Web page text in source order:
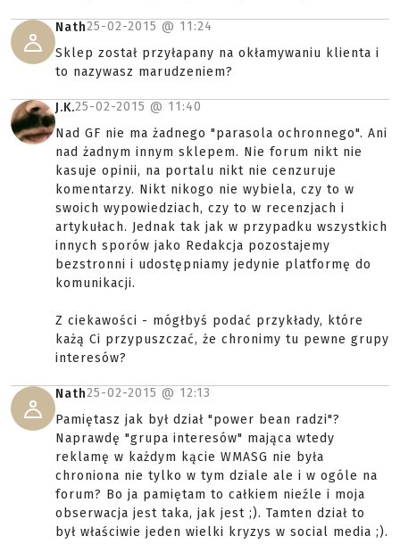
Nath25-02-2015 @ 11:24
Sklep został przyłapany na okłamywaniu klienta i
to nazywasz marudzeniem?
J.K.25-02-2015 @ 11:40
Nad GF nie ma żadnego "parasola ochronnego". Ani
nad żadnym innym sklepem. Nie forum nikt nie
kasuje opinii, na portalu nikt nie cenzuruje
komentarzy. Nikt nikogo nie wybiela, czy to w
swoich wypowiedziach, czy to w recenzjach i
artykułach. Jednak tak jak w przypadku wszystkich
innych sporów jako Redakcja pozostajemy
bezstronni i udostępniamy jedynie platformę do
komunikacji.
Z ciekawości - mógłbyś podać przykłady, które
każą Ci przypuszczać, że chronimy tu pewne grupy
interesów?
Nath25-02-2015 @ 12:13
Pamiętasz jak był dział "power bean radzi"?
Naprawdę "grupa interesów" mająca wtedy
reklamę w każdym kącie WMASG nie była
chroniona nie tylko w tym dziale ale i w ogóle na
forum? Bo ja pamiętam to całkiem nieźle i moja
obserwacja jest taka, jak jest ;). Tamten dział to
był właściwie jeden wielki kryzys w social media ;).